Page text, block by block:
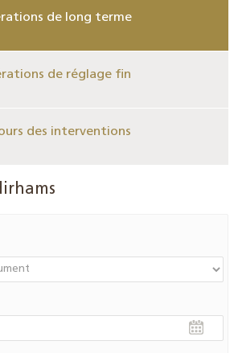
de long terme
de réglage fin
des interventions